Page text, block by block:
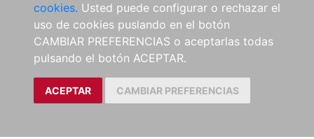
cookies. Usted puede configurar o rechazar el
uso de cookies puslando en el botón
CAMBIAR PREFERENCIAS o aceptarlas todas
pulsando el botón ACEPTAR.
ACEPTAR CAMBIAR PREFERENCIAS